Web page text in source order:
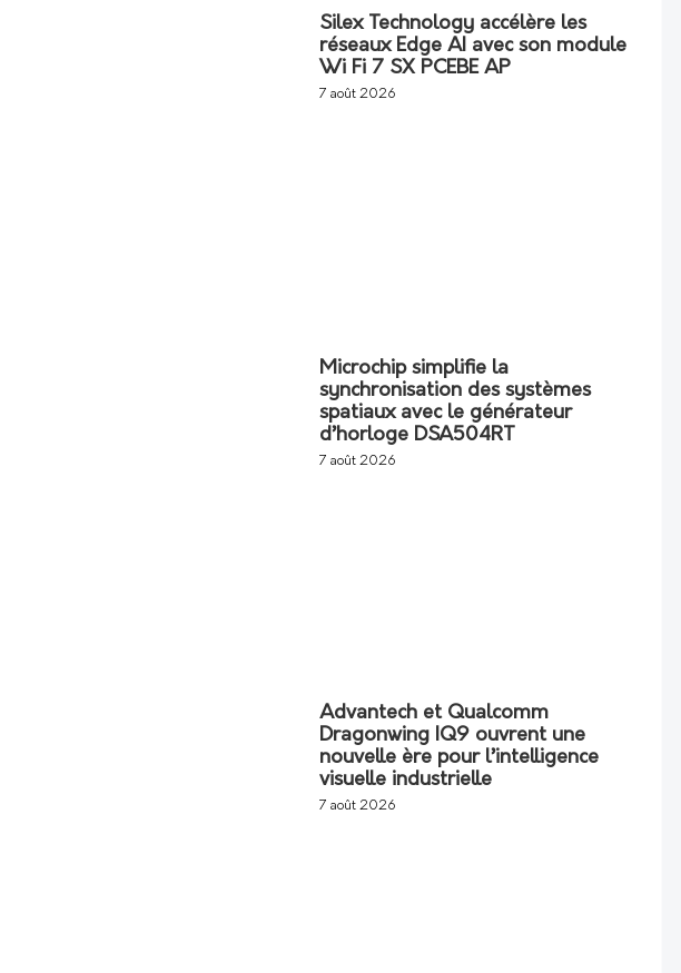
Silex Technology accélère les
réseaux Edge AI avec son module
Wi Fi 7 SX PCEBE AP
7 août 2026
Microchip simplifie la
synchronisation des systèmes
spatiaux avec le générateur
d’horloge DSA504RT
7 août 2026
Advantech et Qualcomm
Dragonwing IQ9 ouvrent une
nouvelle ère pour l’intelligence
visuelle industrielle
7 août 2026